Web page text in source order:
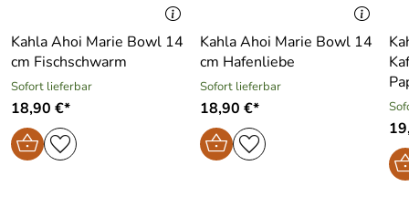
Kahla Ahoi Marie Bowl 14
cm Fischschwarm
Sofort lieferbar
18,90 €*
Kahla Ahoi Marie Bowl 14
cm Hafenliebe
Sofort lieferbar
18,90 €*